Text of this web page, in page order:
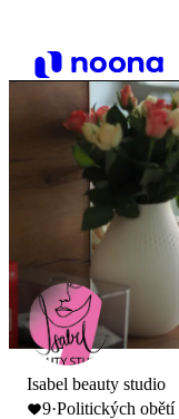
Isabel beauty studio
9·Politických obětí